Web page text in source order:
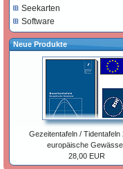
Seekarten
Software
Neue Produkte
Gezeitentafeln / Tidentafeln
europäische
28,00 EUR